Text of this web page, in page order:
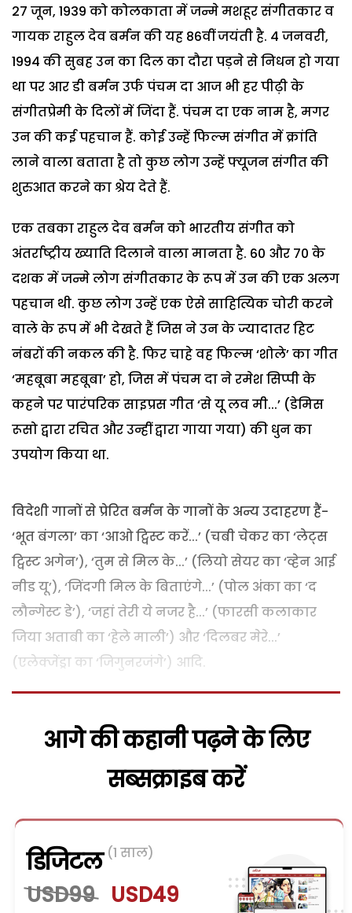
27 जून, 1939 को कोलकाता में जन्मे मशहूर संगीतकार व
गायक राहुल देव बर्मन की यह 86वीं जयंती है. 4 जनवरी,
1994 की सुबह उन का दिल का दौरा पड़ने से निधन हो गया
था पर आर डी बर्मन उर्फ पंचम दा आज भी हर पीढ़ी के
संगीतप्रेमी के दिलों में जिंदा हैं. पंचम दा एक नाम है, मगर
उन की कई पहचान हैं. कोई उन्हें फिल्म संगीत में क्रांति
लाने वाला बताता है तो कुछ लोग उन्हें फ्यूजन संगीत की
शुरुआत करने का श्रेय देते हैं.
एक तबका राहुल देव बर्मन को भारतीय संगीत को
अंतर्राष्ट्रीय ख्याति दिलाने वाला मानता है. 60 और 70 के
दशक में जन्मे लोग संगीतकार के रूप में उन की एक अलग
पहचान थी. कुछ लोग उन्हें एक ऐसे साहित्यिक चोरी करने
वाले के रूप में भी देखते हैं जिस ने उन के ज्यादातर हिट
नंबरों की नकल की है. फिर चाहे वह फिल्म ‘शोले’ का गीत
‘महबूबा महबूबा’ हो, जिस में पंचम दा ने रमेश सिप्पी के
कहने पर पारंपरिक साइप्रस गीत ‘से यू लव मी...’ (डेमिस
रूसो द्वारा रचित और उन्हीं द्वारा गाया गया) की धुन का
उपयोग किया था.
विदेशी गानों से प्रेरित बर्मन के गानों के अन्य उदाहरण हैं-
‘भूत बंगला’ का ‘आओ ट्विस्ट करें...’ (चबी चेकर का ‘लेट्स
ट्विस्ट अगेन’), ‘तुम से मिल के...’ (लियो सेयर का ‘व्हेन आई
नीड यू’), ‘जिंदगी मिल के बिताएंगे...’ (पोल अंका का ‘द
लौन्गेस्ट डे’), ‘जहां तेरी ये नजर है...’ (फारसी कलाकार
जिया अताबी का ‘हेले माली’) और ‘दिलबर मेरे...’
(एलेक्जेंड्रा का ‘जिगुनरजंगे’) आदि.
आगे की कहानी पढ़ने के लिए
सब्सक्राइब करें
डिजिटल (1 साल)
USD99 USD49